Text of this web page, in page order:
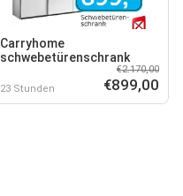
Carryhome
schwebetürenschrank
23 Stunden
€2.170,00
€899,00